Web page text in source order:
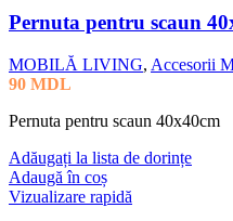
Pernuta pentru scaun
MOBILĂ LIVING, Accesorii
90 MDL
Pernuta pentru scaun 40x40cm
Adăugați la lista de dorințe
Adaugă în coș
Vizualizare rapidă